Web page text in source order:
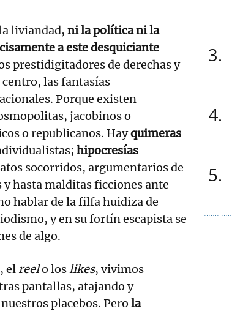
liviandad, ni la política ni la
a este desquiciante
prestidigitadores de derechas y
centro, las fantasías
Porque existen
jacobinos o
o republicanos. Hayquimeras
hipocresías
socorridos, argumentarios de
hasta malditas ficciones ante
hablar de la filfa huidiza de
y en su fortín escapista se
de algo.
, el reelo loslikes, vivimos
pantallas, atajando y
placebos. Pero la
3
4
5